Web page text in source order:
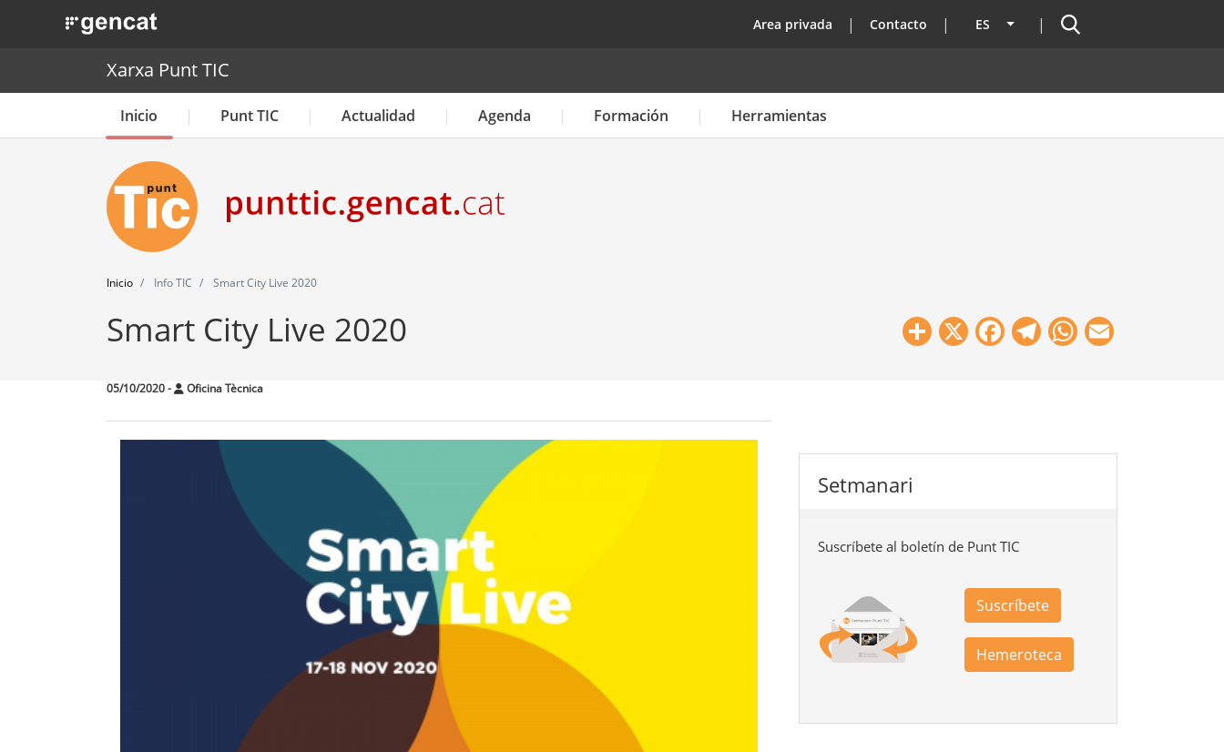
. Obre en una nova finestra. top
Area privada Contacto ES Lista adicional de acciones
Buscador
Xarxa Punt TIC
Inicio Punt TIC Actualidad Agenda Formación Herramientas
Inicio Info TIC Smart City Live 2020
Smart City Live 2020 Share
X Facebook
Telegram
WhatsApp
05/10/2020- Oficina Tècnica
Setmanari
Suscríbete al boletín de Punt TIC
Suscríbete
Hemeroteca